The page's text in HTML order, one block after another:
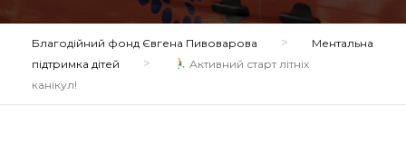
Благодійний фонд Євгена Пивоварова >
Ментальна
підтримка дітей
>
Активний старт літніх
канікул!